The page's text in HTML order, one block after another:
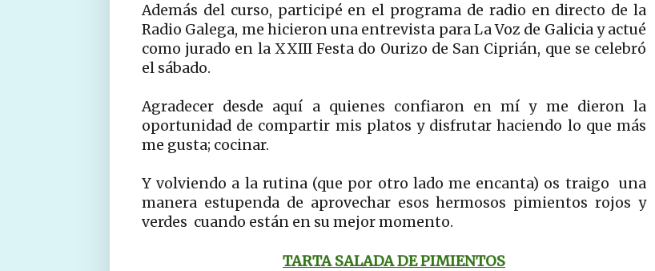
Además del curso, participé en el programa de radio en directo de la
Radio Galega, me hicieron una entrevista para La Voz de Galicia y actué
como jurado en la XXIII Festa do Ourizo de San Ciprián, que se celebró
el sábado.
Agradecer desde aquí a quienes confiaron en mí y me dieron la
oportunidad de compartir mis platos y disfrutar haciendo lo que más
me gusta; cocinar.
Y volviendo a la rutina (que por otro lado me encanta) os traigo una
manera estupenda de aprovechar esos hermosos pimientos rojos y
verdes cuando están en su mejor momento.
TARTA SALADA DE PIMIENTOS